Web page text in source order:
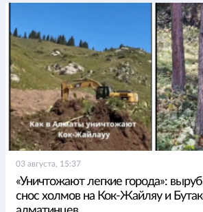
03 августа, 15:37
«Уничтожают легкие города»:
снос холмов на Кок-Жайляу и